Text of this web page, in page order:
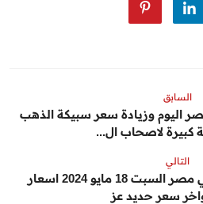
السابق
اليوم وزيادة سعر سبيكة الذهب
التالي
سعر طن الحديد اليوم في مصر السبت 18 مايو 2024 اسعار
سعر حديد عز